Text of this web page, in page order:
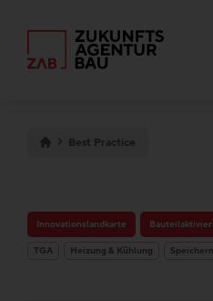
Best Practice
Innovationslandkarte
TGA Heizung & Kühlung